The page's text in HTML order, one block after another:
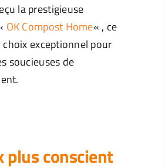
la prestigieuse
OK Compost Home« , ce
exceptionnel pour
soucieuses de
plus conscient